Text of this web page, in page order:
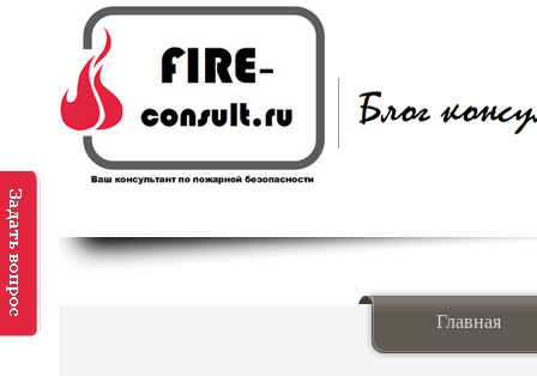
Главная